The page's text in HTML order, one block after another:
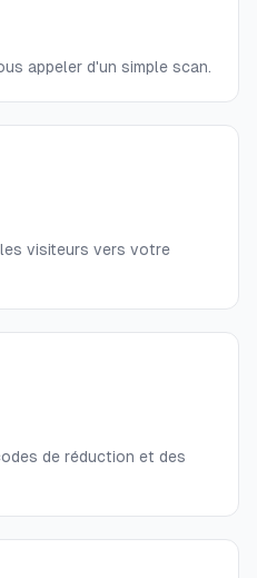
appeler d'un simple scan.
visiteurs vers votre
de réduction et des